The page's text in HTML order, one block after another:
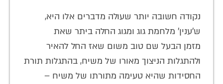
נקודה חשובה יותר שעולה מדברים אלו היא,
ש'ענין' מלחמת גוג ומגוג החלה ביתר שאת
מזמן הבעל שם טוב משום שאז החל להאיר
ולהתגלות הניצוך מאורו של משיח, בהתגלות תורת
החסידות שהיא טעימה מתורתו של משיח –